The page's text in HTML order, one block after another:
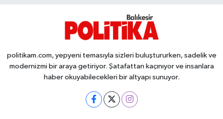
politikam.com, yepyeni temasıyla sizleri buluştururken, sadelik ve
modernizmi bir araya getiriyor. Şatafattan kaçınıyor ve insanlara
haber okuyabilecekleri bir altyapı sunuyor.
TEKNOLOJİ
Trend
TÜRKİYE
VİZYONDAKİLER